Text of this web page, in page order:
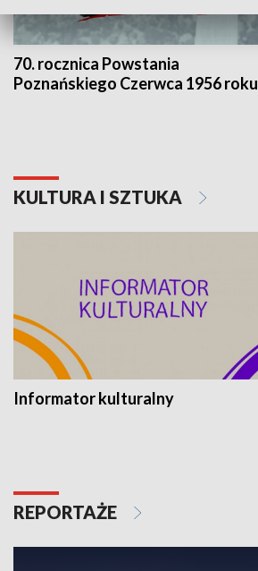
70. rocznica Powstania
Poznańskiego Czerwca 1956 roku
KULTURA I SZTUKA
Informator kulturalny
REPORTAŻE